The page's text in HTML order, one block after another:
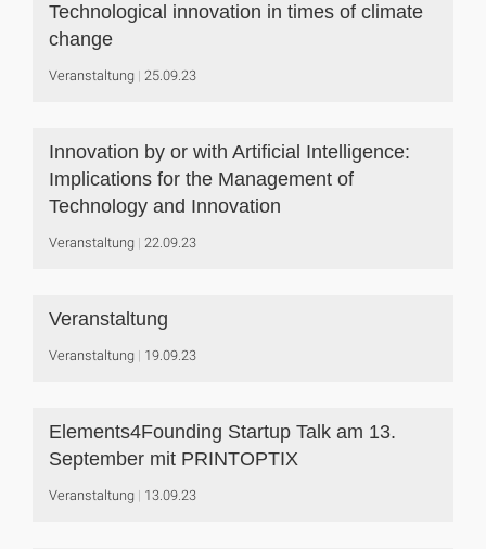
Technological innovation in times of climate
change
Veranstaltung 25.09.23
Innovation by or with Artificial Intelligence:
Implications for the Management of
Technology and Innovation
Veranstaltung 22.09.23
Veranstaltung
Veranstaltung 19.09.23
Elements4Founding Startup Talk am 13.
September mit PRINTOPTIX
Veranstaltung 13.09.23